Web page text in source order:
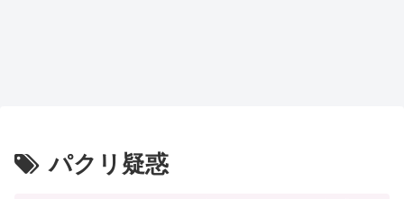
パクリ疑惑